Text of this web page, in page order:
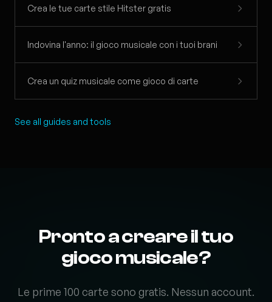
Crea le tue carte stile Hitster gratis
Indovina l'anno: il gioco musicale con i tuoi brani
Crea un quiz musicale come gioco di carte
See all guides and tools
Pronto a creare il tuo
gioco musicale?
Le prime 100 carte sono gratis. Nessun account.